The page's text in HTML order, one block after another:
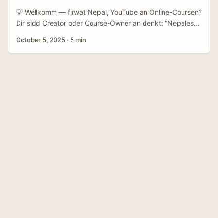
effektiv Kanal fir direkt, perséinlech Outreach. ...
💡 Wëllkomm — firwat Nepal, YouTube an Online-Coursen?
Dir sidd Creator oder Course-Owner an denkt: “Nepalesch
aktuelle Kontext huet Nepal aggressiv Noriichten iwwer
October 5, 2025 · 5 min